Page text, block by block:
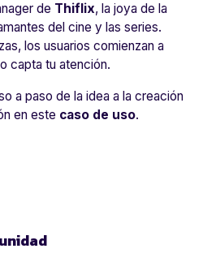
de Thiflix, la joya de la
del cine y las series.
los usuarios comienzan a
capta tu atención.
a paso de la idea a la creación
en este caso de uso.